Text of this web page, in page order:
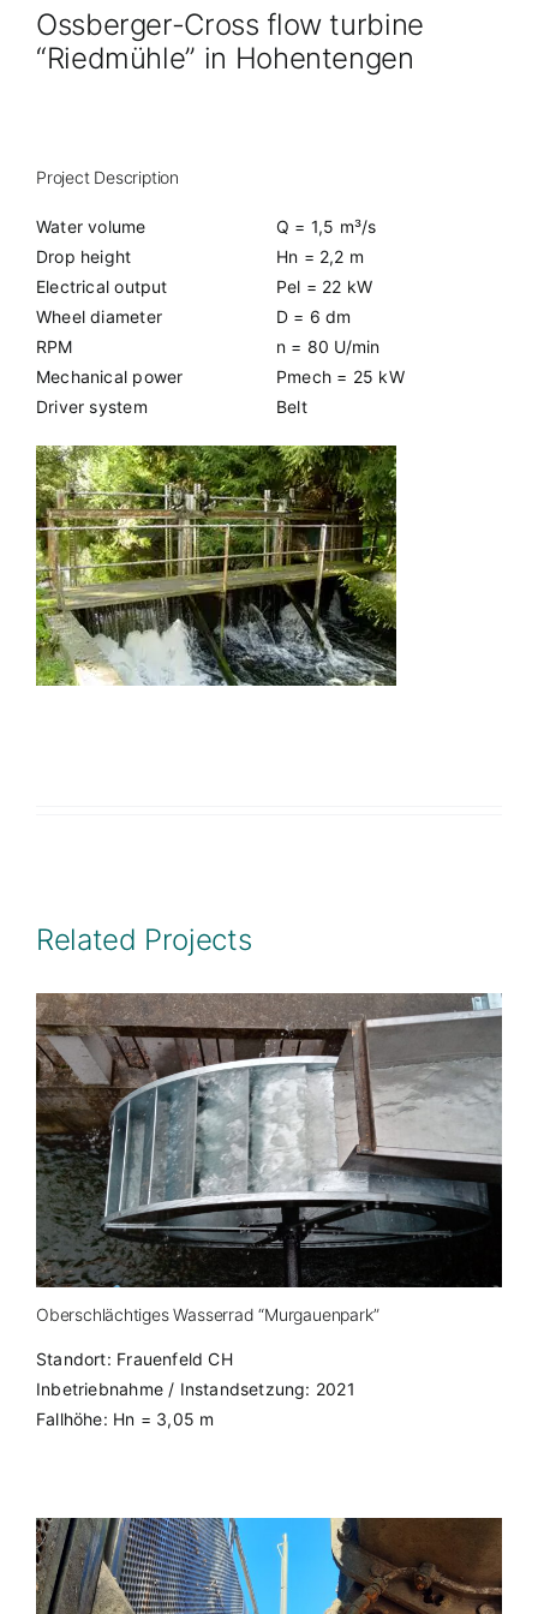
Ossberger-Cross flow turbine
“Riedmühle” in Hohentengen
Project Description
Water volume
Drop height
Electrical output
Wheel diameter
RPM
Mechanical power
Driver system
Q = 1,5 m³/s
Hn = 2,2 m
Pel = 22 kW
D = 6 dm
n = 80 U/min
Pmech = 25 kW
Belt
Related Projects
Oberschlächtiges Wasserrad “Murgauenpark”
Standort: Frauenfeld CH
Inbetriebnahme / Instandsetzung: 2021
Fallhöhe: Hn = 3,05 m